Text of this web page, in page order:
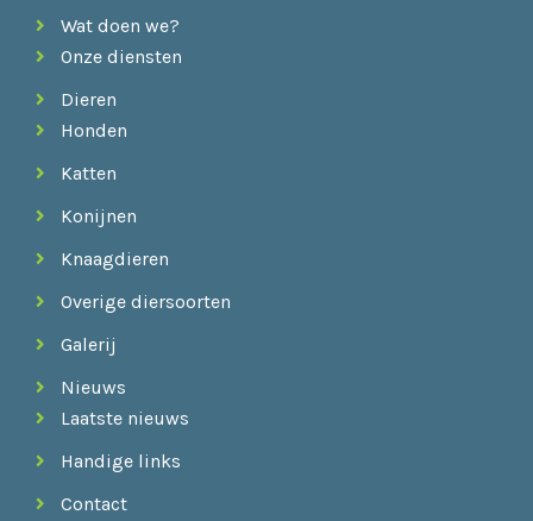
Wat doen we?
Onze diensten
Dieren
Honden
Katten
Konijnen
Knaagdieren
Overige diersoorten
Galerij
Nieuws
Laatste nieuws
Handige links
Contact